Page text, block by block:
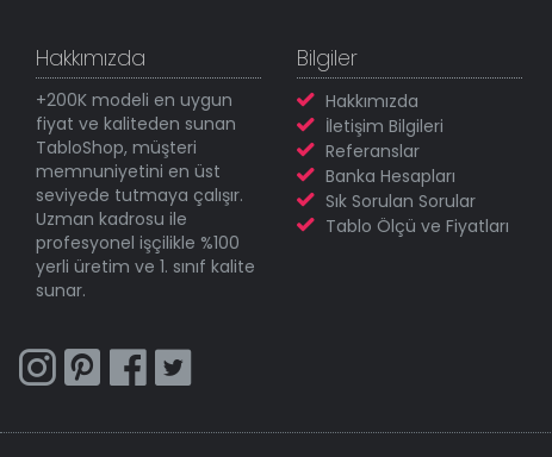
Hakkımızda
+200K modeli en uygun
fiyat ve kaliteden sunan
TabloShop, müşteri
memnuniyetini en üst
seviyede tutmaya çalışır.
Uzman kadrosu ile
profesyonel işçilikle %100
yerli üretim ve 1. sınıf kalite
sunar.
Bilgiler
Hakkımızda
İletişim Bilgileri
Referanslar
Banka Hesapları
Sık Sorulan Sorular
Tablo Ölçü ve Fiyatları